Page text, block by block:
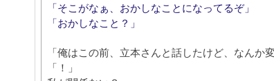
「そこがなぁ、おかしなことになってるぞ」
「おかしなこと？ 」
「俺はこの前、立本さんと話したけど、なんか
「！」